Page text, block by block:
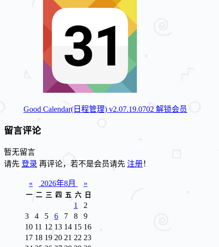
Good Calendar(日程管理) v2.07.19.0702 解锁会员
留言评论
暂无留言
请先 登录 再评论，若不是会员请先 注册！
« 2026年8月 »
一 二 三 四 五 六 日
1
2
3
4 5 6 7 8
9
10 11 12 13 14 15 16
17 18 19 20 21 22 23